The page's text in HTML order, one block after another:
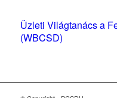
Üzleti Világtanács a
(WBCSD)